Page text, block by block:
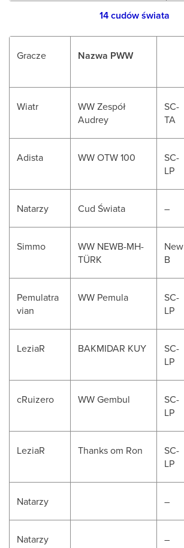
14 cudów świata
Gracze Nazwa PWW
Wiatr
WW Zespół
Audrey
SC-
TA
Adista WW OTW 100
SC-
LP
Natarzy Cud Świata –
Simmo
WW NEWB-MH-
TÜRK
New
B
Pemulatra
vian
WW Pemula
SC-
LP
LeziaR BAKMIDAR KUY
SC-
LP
cRuizero WW Gembul
SC-
LP
LeziaR Thanks om Ron
SC-
LP
Natarzy –
Natarzy –